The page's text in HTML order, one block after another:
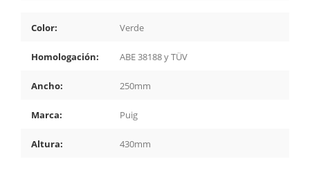
Color: Verde
Homologación: ABE 38188 y TÜV
Ancho: 250mm
Marca: Puig
Altura: 430mm